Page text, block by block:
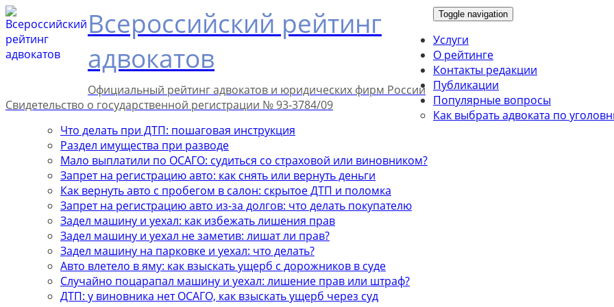
Всероссийский рейтинг
адвокатов
Официальный рейтинг адвокатов и юридических фирм России
Свидетельство о государственной регистрации № 93-3784/09
Toggle navigation
Услуги
О рейтинге
Контакты редакции
Публикации
Популярные вопросы
Как выбрать адвоката по
Что делать при ДТП: пошаговая инструкция
Раздел имущества при разводе
Мало выплатили по ОСАГО: судиться со страховой или виновником?
Запрет на регистрацию авто: как снять или вернуть деньги
Как вернуть авто с пробегом в салон: скрытое ДТП и поломка
Запрет на регистрацию авто из-за долгов: что делать покупателю
Задел машину и уехал: как избежать лишения прав
Задел машину и уехал не заметив: лишат ли прав?
Задел машину на парковке и уехал: что делать?
Авто влетело в яму: как взыскать ущерб с дорожников в суде
Случайно поцарапал машину и уехал: лишение прав или штраф?
ДТП: у виновника нет ОСАГО, как взыскать ущерб через суд